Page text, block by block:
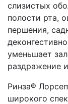
слизистых
полости рта,
першения,
уменьшает
раздражение
Ринза®
широкого